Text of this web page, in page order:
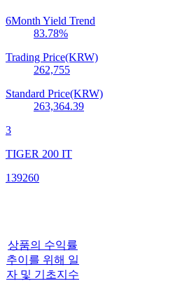
6Month Yield Trend
83.78%
Trading Price(KRW)
262,755
Standard Price(KRW)
263,364.39
3
TIGER 200 IT
139260
상품의 수익률
추이를 위해 일
자 및 기초지수